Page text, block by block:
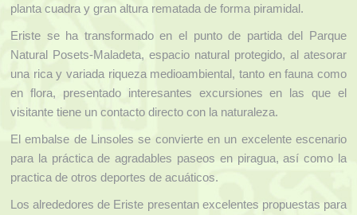
planta cuadra y gran altura rematada de forma piramidal.
Eriste se ha transformado en el punto de partida del Parque
Natural Posets-Maladeta, espacio natural protegido, al atesorar
una rica y variada riqueza medioambiental, tanto en fauna como
en flora, presentado interesantes excursiones en las que el
visitante tiene un contacto directo con la naturaleza.
El embalse de Linsoles se convierte en un excelente escenario
para la práctica de agradables paseos en piragua, así como la
practica de otros deportes de acuáticos.
Los alrededores de Eriste presentan excelentes propuestas para